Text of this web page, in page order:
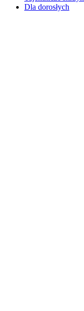
Dla dorosłych